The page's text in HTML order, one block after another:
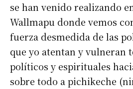
se han venido realizando
Wallmapu donde vemos
fuerza desmedida de las
que yo atentan y vulneran
políticos y espirituales
sobre todo a pichikeche